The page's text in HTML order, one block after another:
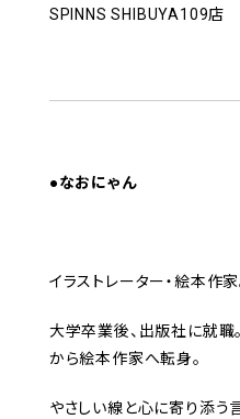
SPINNS SHIBUYA109店
●なおにゃん
イラストレーター・絵本作家
大学卒業後、出版社に就職
から絵本作家へ転身。
やさしい線と心に寄り添う